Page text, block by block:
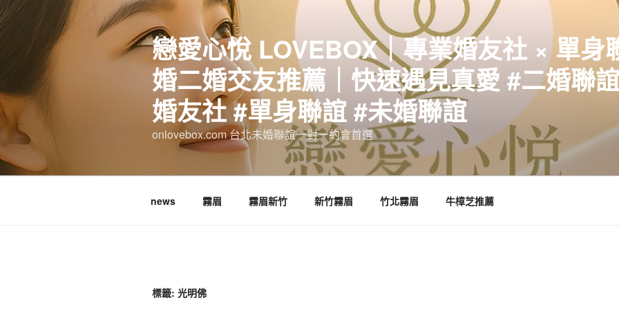
跳
至
容
戀愛心悅 LOVEBOX｜專業婚友社 × 單身
婚二婚交友推薦｜快速遇見真愛 #二婚聯
婚友社 #單身聯誼 #未婚聯誼
onlovebox.com 台北未婚聯誼一對一約會首選
news 霧眉 霧眉新竹 新竹霧眉 竹北霧眉 牛樟芝推薦
標籤: 光明佛